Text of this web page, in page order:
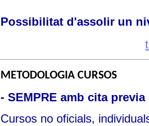
Possibilitat d'assolir un
METODOLOGIA CURSOS
- SEMPRE amb cita previa
Cursos no oficials,